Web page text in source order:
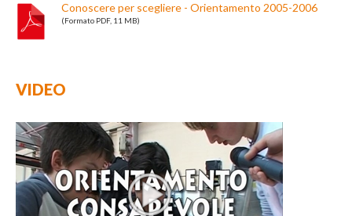
Conoscere per scegliere - Orientamento 2005-2006
(Formato PDF, 11 MB)
VIDEO